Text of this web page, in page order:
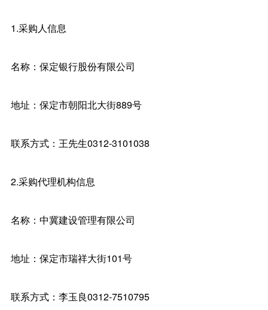
1.采购人信息
名称：保定银行股份有限公司
地址：保定市朝阳北大街889号
联系方式：王先生0312-3101038
2.采购代理机构信息
名称：中冀建设管理有限公司
地址：保定市瑞祥大街101号
联系方式：李玉良0312-7510795